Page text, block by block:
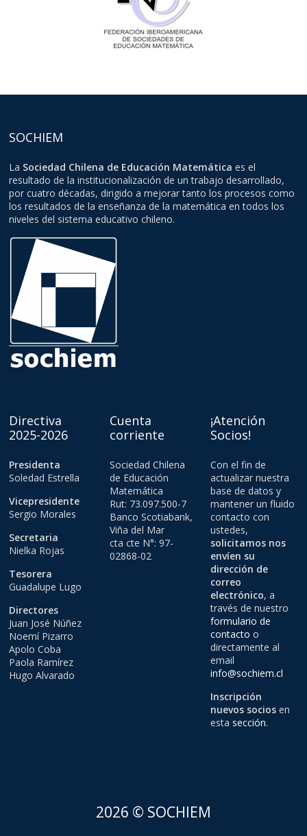
SOCHIEM
La Sociedad Chilena de Educación Matemática es el
resultado de la institucionalización de un trabajo desarrollado,
por cuatro décadas, dirigido a mejorar tanto los procesos como
los resultados de la enseñanza de la matemática en todos los
niveles del sistema educativo chileno.
Directiva
2025-2026
Presidenta
Soledad Estrella
Vicepresidente
Sergio Morales
Secretaria
Nielka Rojas
Tesorera
Guadalupe Lugo
Directores
Juan José Núñez
Noemí Pizarro
Apolo Coba
Paola Ramírez
Hugo Alvarado
Cuenta
corriente
Sociedad Chilena
de Educación
Matemática
Rut: 73.097.500-7
Banco Scotiabank,
Viña del Mar
cta cte N°: 97-
02868-02
¡Atención
Socios!
Con el fin de
actualizar nuestra
base de datos y
mantener un fluido
contacto con
ustedes,
solicitamos nos
envíen su
dirección de
correo
electrónico, a
través de nuestro
formulario de
contacto o
directamente al
email
info@sochiem.cl
Inscripción
nuevos sociosen
esta sección.
2026 © SOCHIEM